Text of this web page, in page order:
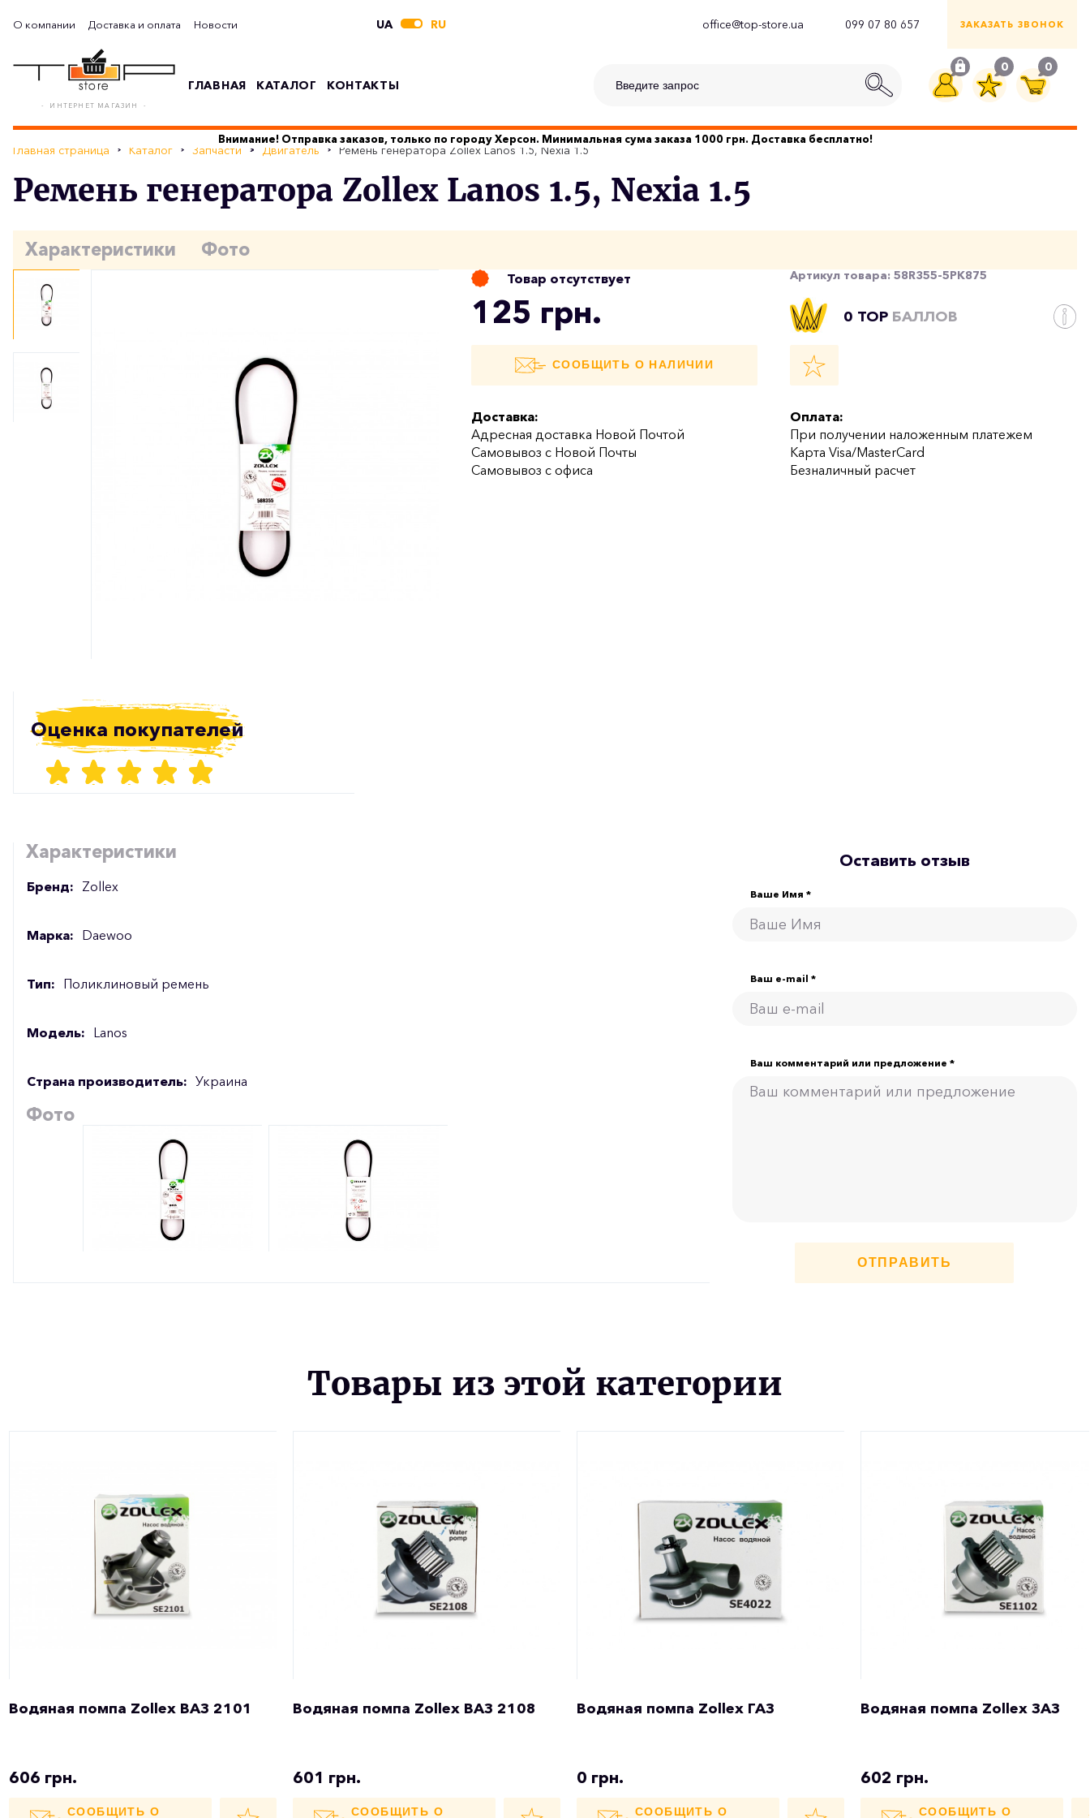
О компании Доставка и оплата Новости UA RU office@top-store.ua 099 07 80 657 ЗАКАЗАТЬ ЗВОНОК
- ИНТЕРНЕТ МАГАЗИН -
ГЛАВНАЯ КАТАЛОГ КОНТАКТЫ
0 0
Внимание! Отправка заказов, только по городу Херсон. Минимальная сума заказа 1000 грн. Доставка бесплатно!
Главная страница Каталог Запчасти Двигатель Ремень генератора Zollex Lanos 1.5, Nexia 1.5
Ремень генератора Zollex Lanos 1.5, Nexia 1.5
Характеристики Фото
Товар отсутствует Артикул товара: 58R355-5PK875
125 грн. 0 TOP БАЛЛОВ
СООБЩИТЬ О НАЛИЧИИ
Доставка:
Адресная доставка Новой Почтой
Самовывоз с Новой Почты
Самовывоз с офиса
Оплата:
При получении наложенным платежем
Карта Visa/MasterCard
Безналичный расчет
Оценка покупателей
Характеристики
Бренд: Zollex
Марка: Daewoo
Тип: Поликлиновый ремень
Модель: Lanos
Страна производитель: Украина
Фото
Оставить отзыв
Ваше Имя *
Ваш e-mail *
Ваш комментарий или предложение *
ОТПРАВИТЬ
Товары из этой категории
Водяная помпа Zollex ВАЗ 2101
606 грн.
СООБЩИТЬ О
Водяная помпа Zollex ВАЗ 2108
601 грн.
СООБЩИТЬ О
Водяная помпа Zollex ГАЗ
0 грн.
СООБЩИТЬ О
Водяная помпа Zollex ЗАЗ
602 грн.
СООБЩИТЬ О